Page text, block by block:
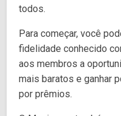
todos.
Para começar, você
fidelidade conhecido
aos membros a
mais baratos e ganhar
por prêmios.